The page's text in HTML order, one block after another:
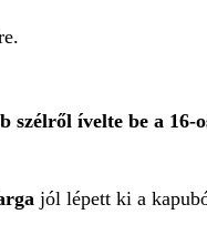
ívelte be a 16-
jól lépett ki a